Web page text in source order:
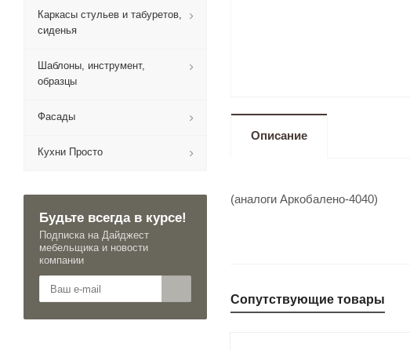
Описание
(аналоги Аркобалено-4040)
Сопутствующие товары
Каркасы стульев и табуретов,
сиденья
Шаблоны, инструмент,
образцы
Фасады
Кухни Просто
Будьте всегда в курсе!
Подписка на Дайджест
мебельщика и новости
компании